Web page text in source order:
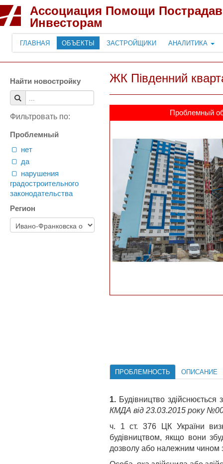
Ассоциация Помощи
Инвесторам
ГЛАВНАЯ ОБЪЕКТЫ ЗАСТРОЙЩИКИ АНАЛИТИКА
Найти новостройку
Фильтровать по:
Проблемный
нет
да
нарушения
градостроительного
законодательства
Регион
ЖК Південний
Проблемный
ПРОБЛЕМНОСТЬ ОПИСАНИЕ
1. Будівництво
КМДА від 23.03.2015 року
ч. 1 ст. 376 ЦК України
будівництвом, якщо вони
дозволу або належним чином